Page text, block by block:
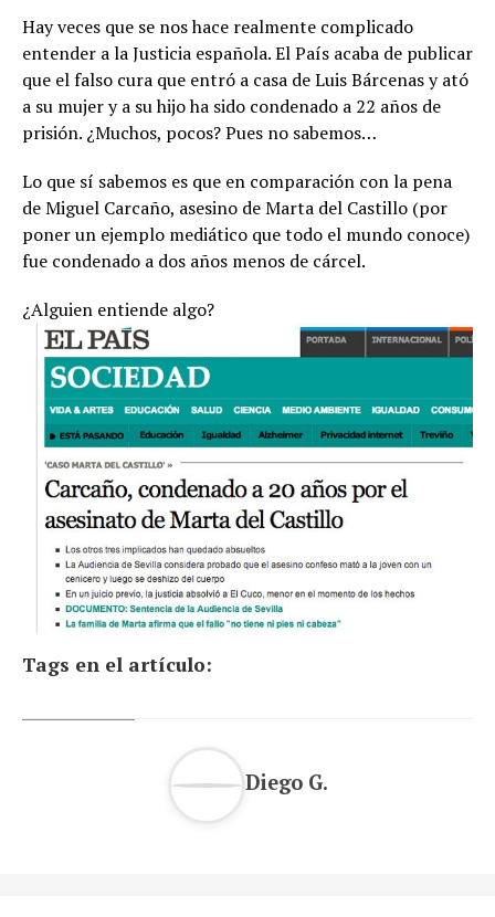
Hay veces que se nos hace realmente complicado
entender a la Justicia española. El País acaba de publicar
que el falso cura que entró a casa de Luis Bárcenas y ató
a su mujer y a su hijo ha sido condenado a 22 años de
prisión. ¿Muchos, pocos? Pues no sabemos…
Lo que sí sabemos es que en comparación con la pena
de Miguel Carcaño, asesino de Marta del Castillo (por
poner un ejemplo mediático que todo el mundo conoce)
fue condenado a dos años menos de cárcel.
¿Alguien entiende algo?
Tags en el artículo:
Diego G.